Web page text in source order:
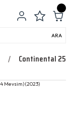
ARA
Continental